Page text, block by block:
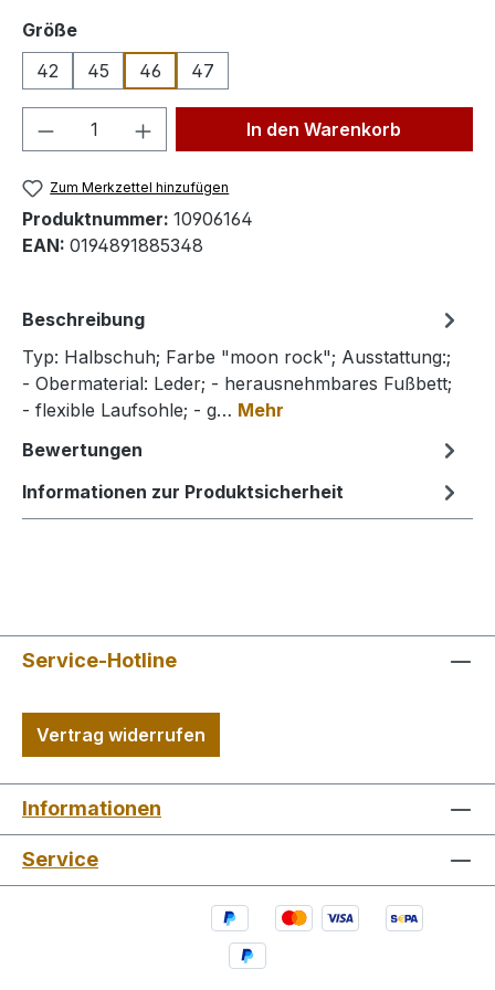
Größeauswählen
42
45 46 47
Produkt Anzahl: Gib denIn den Warenkorb
Zum Merkzettel hinzufügen
Produktnummer: 10906164
EAN: 0194891885348
Beschreibung
Typ: Halbschuh; Farbe "moon rock"; Ausstattung:;
- Obermaterial: Leder; - herausnehmbares Fußbett;
- flexible Laufsohle; - g… Mehr
Bewertungen
Informationen zur Produktsicherheit
Service-Hotline
Vertrag widerrufen
Informationen
Service